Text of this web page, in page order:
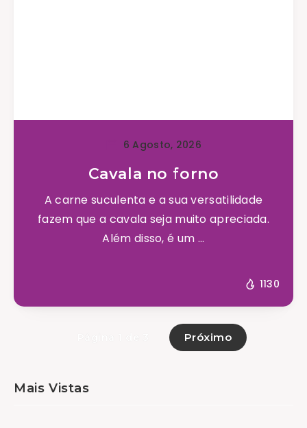
6 Agosto, 2026
Cavala no forno
A carne suculenta e a sua versatilidade
fazem que a cavala seja muito apreciada.
Além disso, é um ...
1130
Próximo
Mais Vistas